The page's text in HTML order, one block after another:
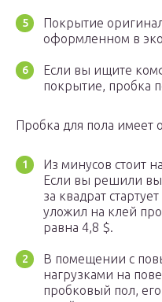
Покрытие
оформленном в
Если вы ищите
покрытие, пробка
Пробка для пола
Из минусов стоит
Если вы решили
за квадрат
уложил на клей
равна 4,8 $.
В помещении с
нагрузками на
пробковый пол,